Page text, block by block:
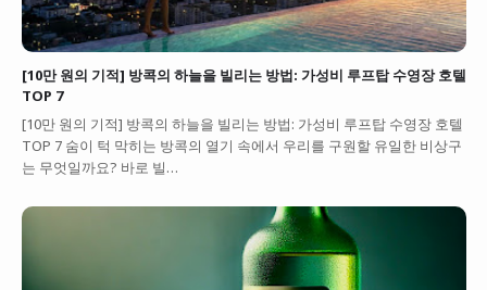
[10만 원의 기적] 방콕의 하늘을 빌리는 방법: 가성비 루프탑 수영장 호텔
TOP 7
[10만 원의 기적] 방콕의 하늘을 빌리는 방법: 가성비 루프탑 수영장 호텔
TOP 7 숨이 턱 막히는 방콕의 열기 속에서 우리를 구원할 유일한 비상구
는 무엇일까요? 바로 빌…